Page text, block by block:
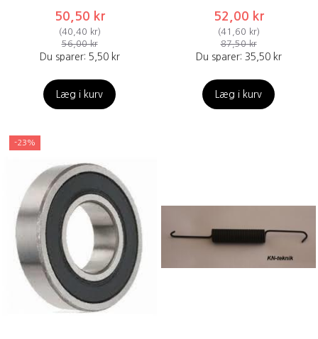
50,50 kr
(40,40 kr)
56,00 kr
Du sparer: 5,50 kr
Læg i kurv
52,00 kr
(41,60 kr)
87,50 kr
Du sparer: 35,50 kr
Læg i kurv
-23%